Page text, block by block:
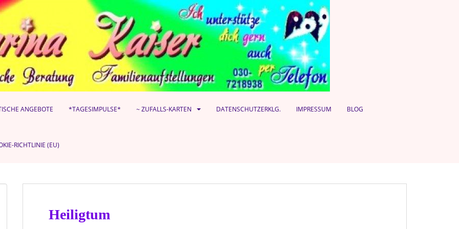
ANGEBOTE *TAGESIMPULSE* ~ ZUFALLS-KARTEN DATENSCHUTZERKLG. IMPRESSUM BLOG
RICHTLINIE (EU)
Heiligtum